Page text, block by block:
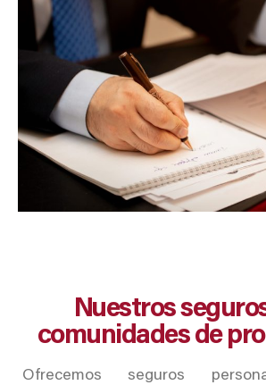
Nuestros
comunidades de
Ofrecemos seguros